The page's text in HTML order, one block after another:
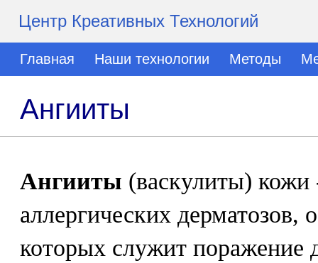
Центр Креативных Технологий
Главная Наши технологии Методы
Ангииты
Ангииты (васкулиты) кожи
аллергических
которых служит поражение